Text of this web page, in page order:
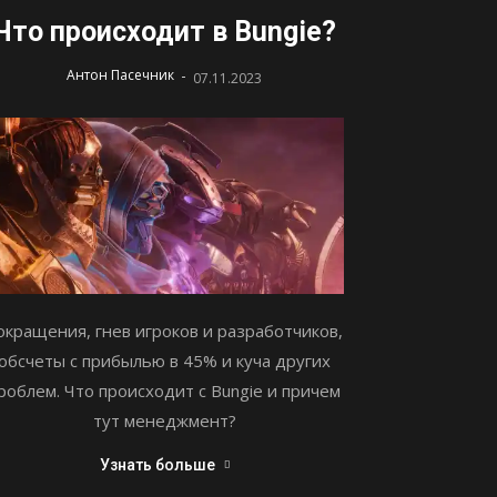
происходит в Bungie?
Антон Пасечник - 07.11.2023
гнев игроков и разработчиков,
с прибылью в 45% и куча других
Что происходит с Bungie и причем
тут менеджмент?
Узнать больше